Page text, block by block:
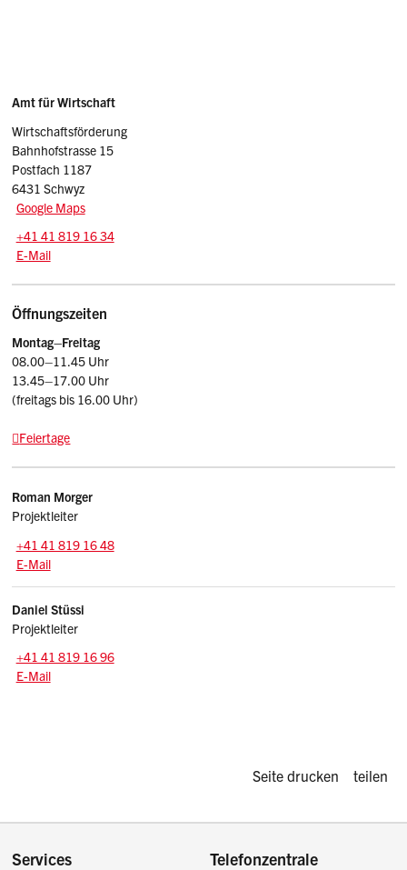
Sidebar
Adresse
Amt für Wirtschaft
Wirtschaftsförderung
Bahnhofstrasse 15
Postfach 1187
6431 Schwyz
Google Maps
Tel.:
+41 41 819 16 34
E-Mail: wirtschaftsfoerderung
E-Mail
Öffnungszeiten
Montag–Freitag
08.00–11.45 Uhr
13.45–17.00 Uhr
(freitags bis 16.00 Uhr)
Feiertage
Roman Morger
Projektleiter
Zentrale:
+41 41 819 16 48
E-Mail: roman.morger
E-Mail
Daniel Stüssi
Projektleiter
Zentrale:
+41 41 819 16 96
E-Mail: daniel.stuessi
E-Mail
Diese Seite
Seite drucken teilen
Services Telefonzentrale